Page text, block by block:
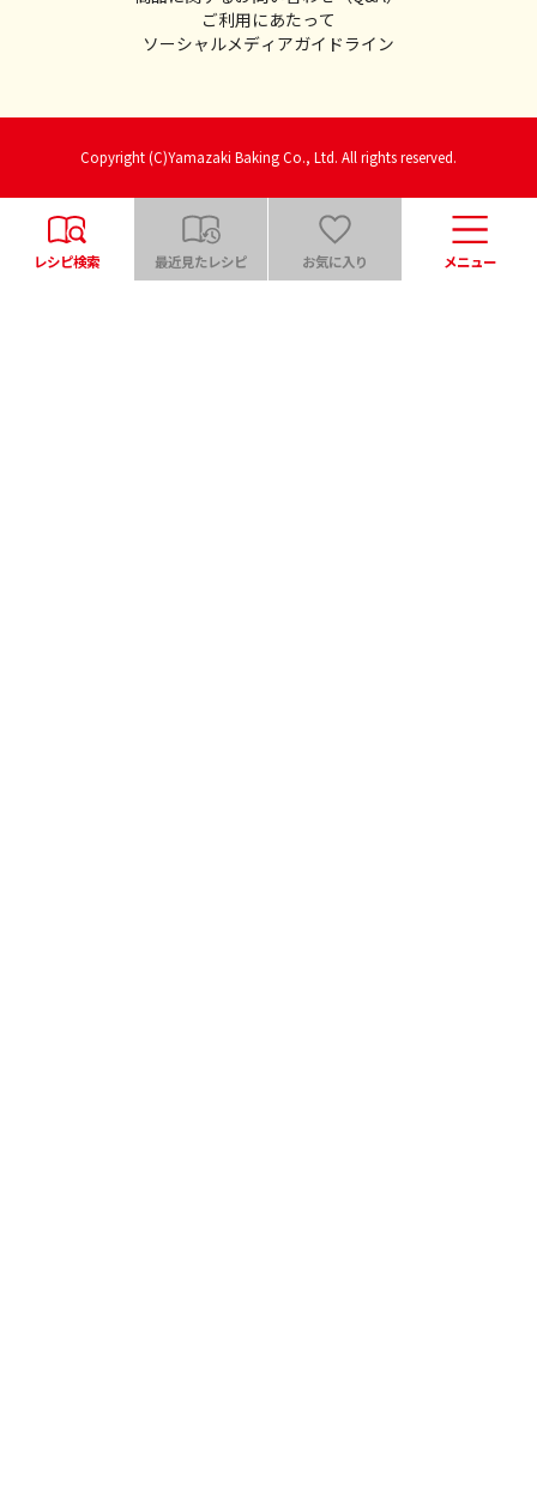
ご利用にあたって
ソーシャルメディアガイドライン
Copyright (C)Yamazaki Baking Co., Ltd. All rights reserved.
レシピ検索 最近見たレシピ お気に入り メニュー